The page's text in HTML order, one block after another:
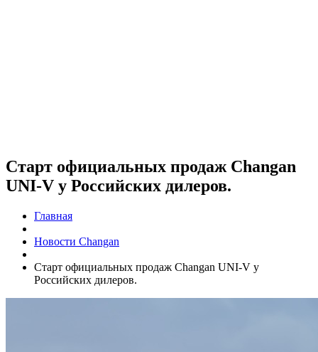
Старт официальных продаж Changan
UNI-V у Российских дилеров.
Главная
Новости Changan
Старт официальных продаж Changan UNI-V у
Российских дилеров.